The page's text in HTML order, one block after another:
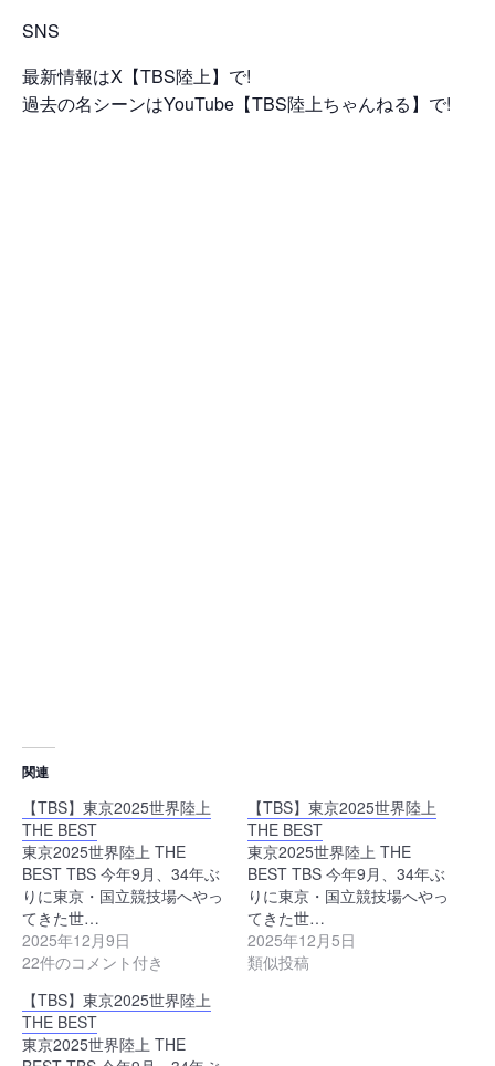
SNS
最新情報はX【TBS陸上】で!
過去の名シーンはYouTube【TBS陸上ちゃんねる】で!
関連
【TBS】東京2025世界陸上
THE BEST
東京2025世界陸上 THE
BEST TBS 今年9月、34年ぶ
りに東京・国立競技場へやっ
てきた世…
2025年12月9日
22件のコメント付き
【TBS】東京2025世界陸上
THE BEST
東京2025世界陸上 THE
BEST TBS 今年9月、34年ぶ
りに東京・国立競技場へやっ
てきた世…
2025年12月5日
類似投稿
【TBS】東京2025世界陸上
THE BEST
東京2025世界陸上 THE